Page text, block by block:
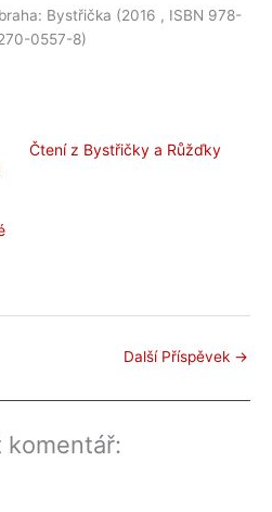
Bystřička (2016 , ISBN 978-
0557-8)
Čtení z Bystřičky a Růžďky
Další Příspěvek →
komentář: